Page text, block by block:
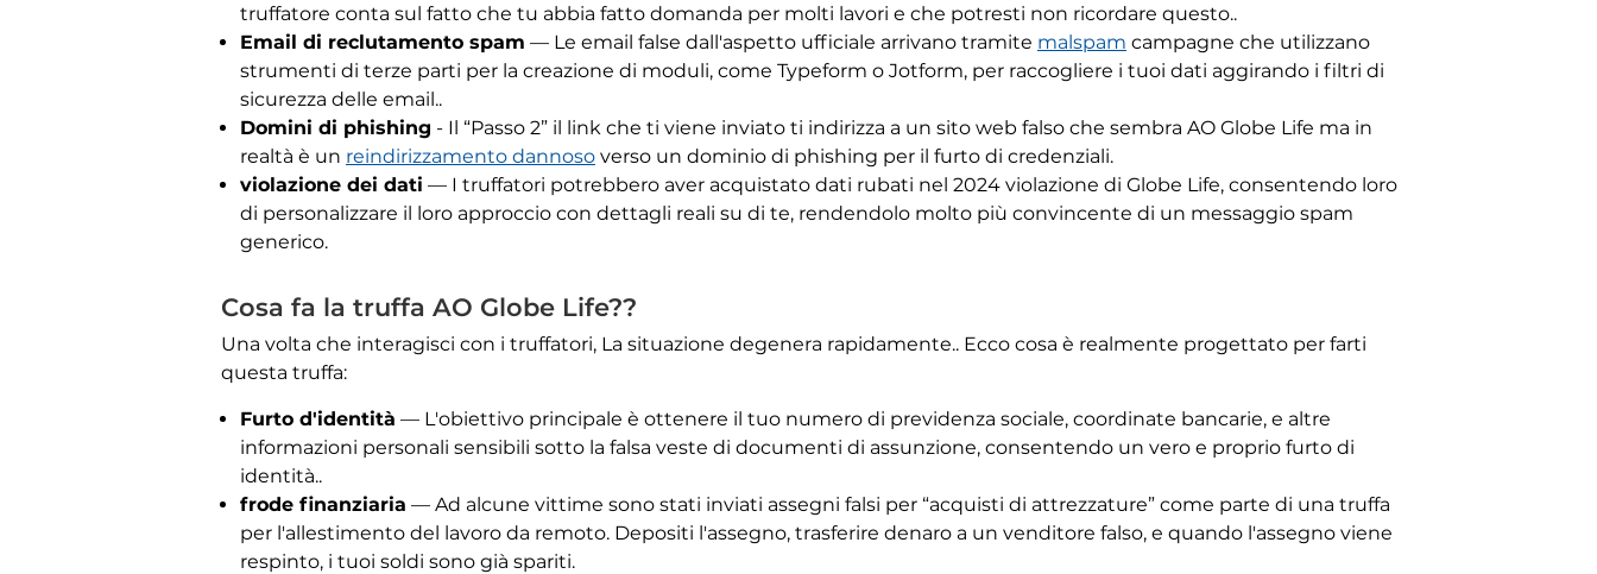
truffatore conta sul fatto che tu abbia fatto domanda per molti lavori e che potresti non ricordare questo..
Email di reclutamento spam — Le email false dall'aspetto ufficiale arrivano tramite malspam campagne che utilizzano
strumenti di terze parti per la creazione di moduli, come Typeform o Jotform, per raccogliere i tuoi dati aggirando i filtri di
sicurezza delle email..
Domini di phishing - Il “Passo 2” il link che ti viene inviato ti indirizza a un sito web falso che sembra AO Globe Life ma in
realtà è un reindirizzamento dannoso verso un dominio di phishing per il furto di credenziali.
violazione dei dati — I truffatori potrebbero aver acquistato dati rubati nel 2024 violazione di Globe Life, consentendo loro
di personalizzare il loro approccio con dettagli reali su di te, rendendolo molto più convincente di un messaggio spam
generico.
Cosa fa la truffa AO Globe Life??
Una volta che interagisci con i truffatori, La situazione degenera rapidamente.. Ecco cosa è realmente progettato per farti
questa truffa:
Furto d'identità — L'obiettivo principale è ottenere il tuo numero di previdenza sociale, coordinate bancarie, e altre
informazioni personali sensibili sotto la falsa veste di documenti di assunzione, consentendo un vero e proprio furto di
identità..
frode finanziaria — Ad alcune vittime sono stati inviati assegni falsi per “acquisti di attrezzature” come parte di una truffa
per l'allestimento del lavoro da remoto. Depositi l'assegno, trasferire denaro a un venditore falso, e quando l'assegno viene
respinto, i tuoi soldi sono già spariti.